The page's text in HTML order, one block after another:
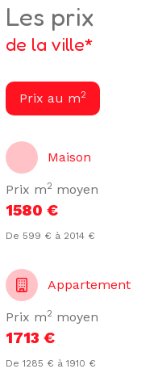
les prix
de la ville*
Prix au m2
Maison
Prix m2 moyen
1580 €
De 599 € à 2014 €
Appartement
Prix m2 moyen
1713 €
De 1285 € à 1910 €